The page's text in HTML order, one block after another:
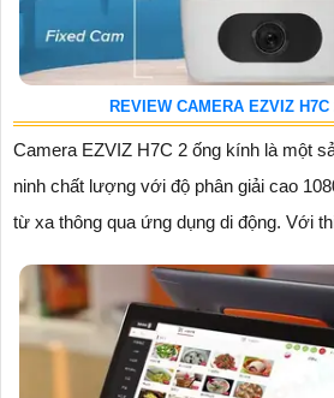
REVIEW CAMERA EZVIZ H7C
Camera EZVIZ H7C 2 ống kính là một
ninh chất lượng với độ phân giải cao
từ xa thông qua ứng dụng di động. Với